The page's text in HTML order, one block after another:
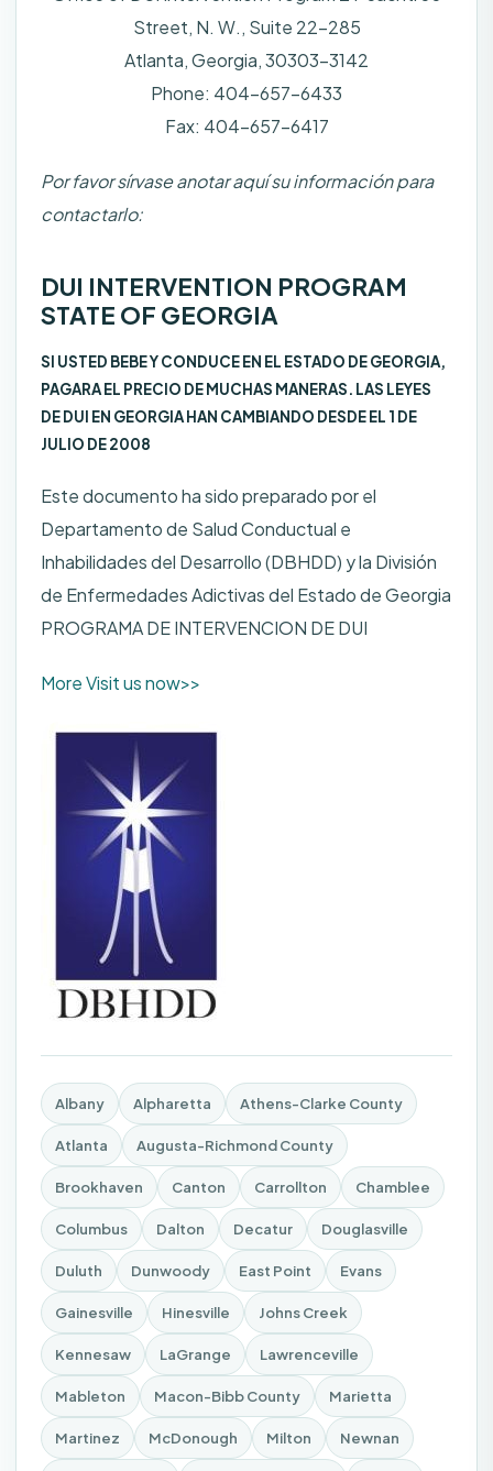
Street, N. W., Suite 22-285
Atlanta, Georgia, 30303-3142
Phone: 404-657-6433
Fax: 404-657-6417
Por favor sírvase anotar aquí su información para
contactarlo:
DUI INTERVENTION PROGRAM
STATE OF GEORGIA
SI USTED BEBE Y CONDUCE EN EL ESTADO DE GEORGIA,
PAGARA EL PRECIO DE MUCHAS MANERAS. LAS LEYES
DE DUI EN GEORGIA HAN CAMBIANDO DESDE EL 1 DE
JULIO DE 2008
Este documento ha sido preparado por el
Departamento de Salud Conductual e
Inhabilidades del Desarrollo (DBHDD) y la División
de Enfermedades Adictivas del Estado de Georgia
PROGRAMA DE INTERVENCION DE DUI
More Visit us now>>
Albany Alpharetta Athens-Clarke County
Atlanta Augusta-Richmond County
Brookhaven Canton Carrollton Chamblee
Columbus Dalton Decatur Douglasville
Duluth Dunwoody East Point Evans
Gainesville Hinesville Johns Creek
Kennesaw LaGrange Lawrenceville
Mableton Macon-Bibb County Marietta
Martinez McDonough Milton Newnan